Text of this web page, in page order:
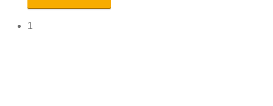
1